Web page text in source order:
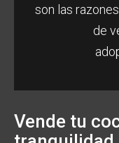
son las
de
Vende tu